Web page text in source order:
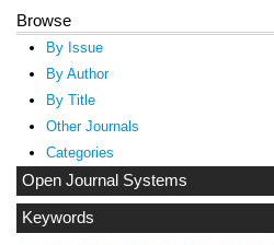
Browse
By Issue
By Author
By Title
Other Journals
Categories
Open Journal Systems
Keywords